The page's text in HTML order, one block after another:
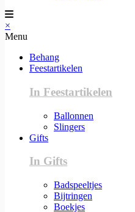
×
Menu
Behang
Feestartikelen
In Feestartikelen
Ballonnen
Slingers
Gifts
In Gifts
Badspeeltjes
Bijtringen
Boekjes